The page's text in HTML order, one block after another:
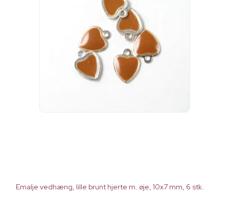
Emalje vedhæng, lille brunt hjerte m. øje, 10x7 mm, 6 stk.